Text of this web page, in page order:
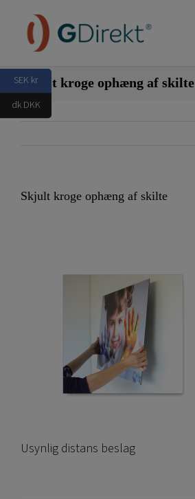
innehållet
Skjult kroge ophæng af skilte
Skjult kroge ophæng af skilte
Usynlig distans beslag
SEK kr
dk DKK